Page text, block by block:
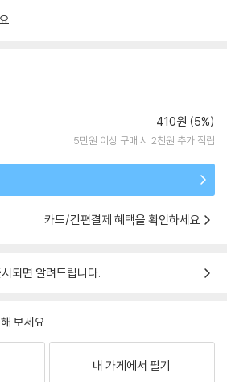
410원 (5%)
5만원 이상 구매 시 2천원 추가 적립
카드/간편결제 혜택을 확인하세요
되면 알려드립니다.
보세요.
내 가게에서 팔기